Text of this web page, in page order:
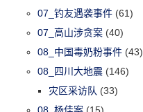
07_钓友遇袭事件 (61)
07_高山涉贪案 (40)
08_中国毒奶粉事件 (43)
08_四川大地震 (146)
灾区采访队 (33)